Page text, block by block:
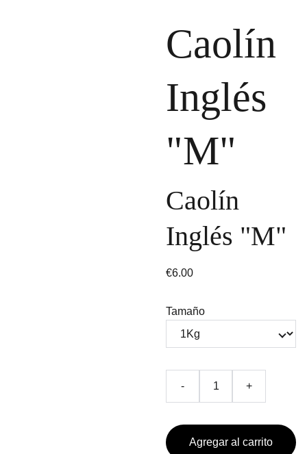
Caolín
Inglés
"M"
Caolín
Inglés "M"
€6.00
Tamaño
- +
Agregar al carrito